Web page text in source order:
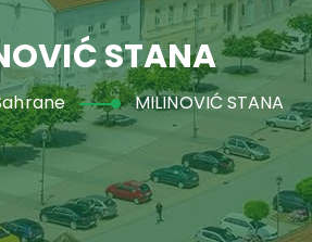
STANA
MILINOVIĆ STANA